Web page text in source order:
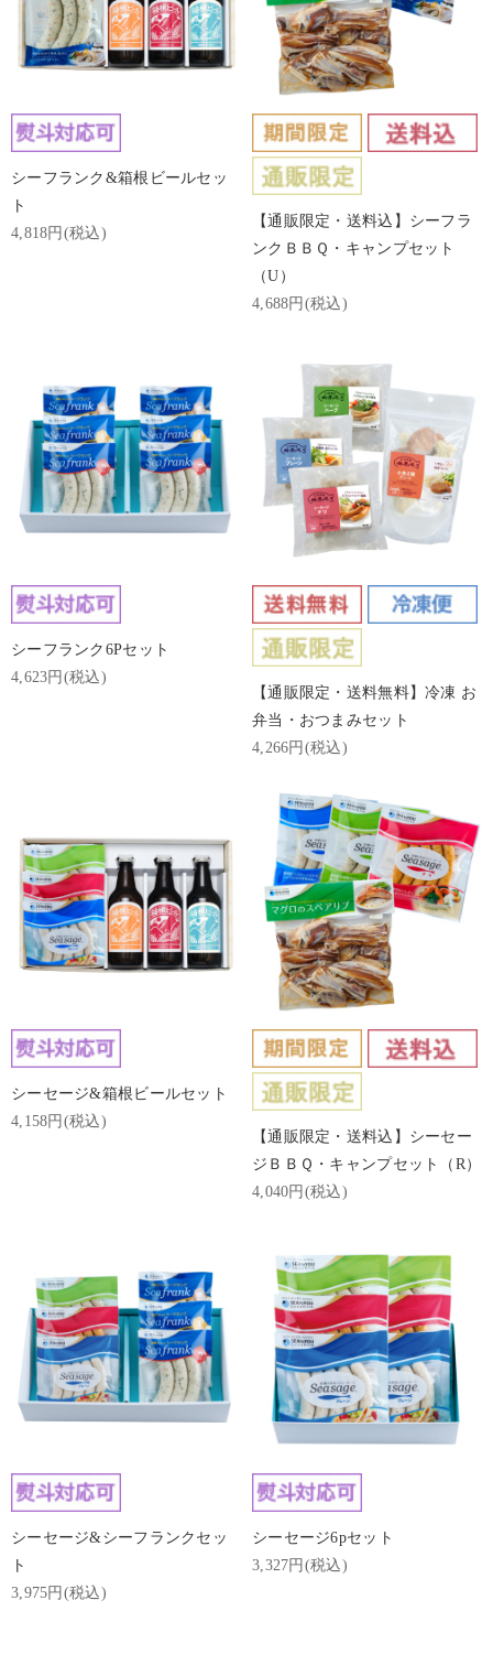
シーフランク&箱根ビールセッ
ト
4,818円(税込)
【通販限定・送料込】シーフラ
ンクＢＢＱ・キャンプセット
（U）
4,688円(税込)
シーフランク6Pセット
4,623円(税込)
【通販限定・送料無料】冷凍 お
弁当・おつまみセット
4,266円(税込)
シーセージ&箱根ビールセット
4,158円(税込)
【通販限定・送料込】シーセー
ジＢＢＱ・キャンプセット（R）
4,040円(税込)
シーセージ&シーフランクセッ
ト
3,975円(税込)
シーセージ6pセット
3,327円(税込)